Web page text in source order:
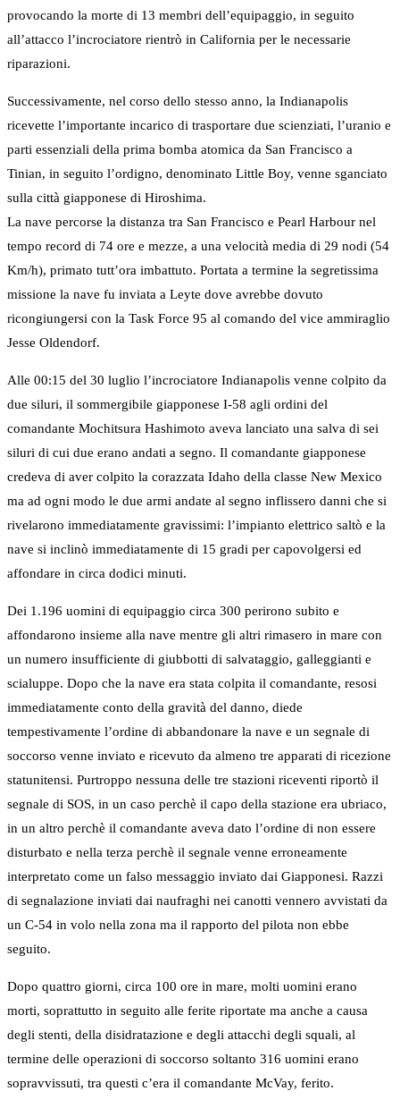
provocando la morte di 13 membri dell’equipaggio, in seguito
all’attacco l’incrociatore rientrò in California per le necessarie
riparazioni.
Successivamente, nel corso dello stesso anno, la Indianapolis
ricevette l’importante incarico di trasportare due scienziati, l’uranio e
parti essenziali della prima bomba atomica da San Francisco a
Tinian, in seguito l’ordigno, denominato Little Boy, venne sganciato
sulla città giapponese di Hiroshima.
La nave percorse la distanza tra San Francisco e Pearl Harbour nel
tempo record di 74 ore e mezze, a una velocità media di 29 nodi (54
Km/h), primato tutt’ora imbattuto. Portata a termine la segretissima
missione la nave fu inviata a Leyte dove avrebbe dovuto
ricongiungersi con la Task Force 95 al comando del vice ammiraglio
Jesse Oldendorf.
Alle 00:15 del 30 luglio l’incrociatore Indianapolis venne colpito da
due siluri, il sommergibile giapponese I-58 agli ordini del
comandante Mochitsura Hashimoto aveva lanciato una salva di sei
siluri di cui due erano andati a segno. Il comandante giapponese
credeva di aver colpito la corazzata Idaho della classe New Mexico
ma ad ogni modo le due armi andate al segno inflissero danni che si
rivelarono immediatamente gravissimi: l’impianto elettrico saltò e la
nave si inclinò immediatamente di 15 gradi per capovolgersi ed
affondare in circa dodici minuti.
Dei 1.196 uomini di equipaggio circa 300 perirono subito e
affondarono insieme alla nave mentre gli altri rimasero in mare con
un numero insufficiente di giubbotti di salvataggio, galleggianti e
scialuppe. Dopo che la nave era stata colpita il comandante, resosi
immediatamente conto della gravità del danno, diede
tempestivamente l’ordine di abbandonare la nave e un segnale di
soccorso venne inviato e ricevuto da almeno tre apparati di ricezione
statunitensi. Purtroppo nessuna delle tre stazioni riceventi riportò il
segnale di SOS, in un caso perchè il capo della stazione era ubriaco,
in un altro perchè il comandante aveva dato l’ordine di non essere
disturbato e nella terza perchè il segnale venne erroneamente
interpretato come un falso messaggio inviato dai Giapponesi. Razzi
di segnalazione inviati dai naufraghi nei canotti vennero avvistati da
un C-54 in volo nella zona ma il rapporto del pilota non ebbe
seguito.
Dopo quattro giorni, circa 100 ore in mare, molti uomini erano
morti, soprattutto in seguito alle ferite riportate ma anche a causa
degli stenti, della disidratazione e degli attacchi degli squali, al
termine delle operazioni di soccorso soltanto 316 uomini erano
sopravvissuti, tra questi c’era il comandante McVay, ferito.